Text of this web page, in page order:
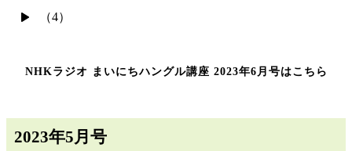
（4）
NHKラジオ まいにちハングル講座 2023年6月号はこちら
2023年5月号